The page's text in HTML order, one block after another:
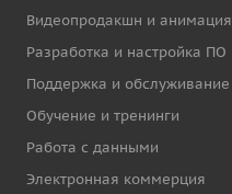
Видеопродакшн и анимация
Разработка и настройка ПО
Поддержка и обслуживание
Обучение и тренинги
Работа с данными
Электронная коммерция